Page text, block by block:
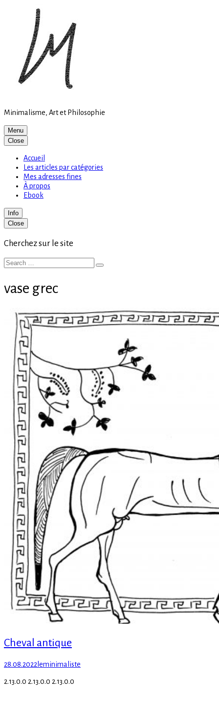
Minimalisme, Art et Philosophie
Menu
Close
Accueil
Les articles par catégories
Mes adresses fines
À propos
Ebook
Info
Primary
Sidebar
Close
Cherchez sur le site
Search
Search
vase grec
Cheval antique
Posted
28.08.2022 Author
leminimaliste
2.13.0.0 2.13.0.0 2.13.0.0